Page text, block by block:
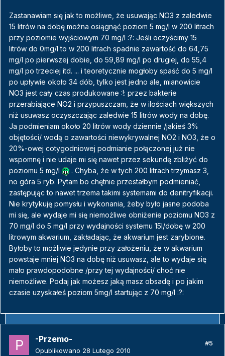
Zastanawiam się jak to możliwe, że usuwając NO3 z zaledwie
15 litrów na dobę można osiągnąć poziom 5 mg/l w 200 litrach
przy poziomie wyjściowym 70 mg/l :?: Jeśli oczyścimy 15
litrów do 0mg/l to w 200 litrach spadnie zawartość do 64,75
mg/l po pierwszej dobie, do 59,89 mg/l po drugiej, do 55,4
mg/l po trzeciej itd. ... i teoretycznie mogłoby spaść do 5 mg/l
po upływie około 34 dób, tylko jest jedno ale, mianowicie
NO3 jest cały czas produkowane :!: przez bakterie
przerabiające NO2 i przypuszczam, że w ilościach większych
niż usuwasz oczyszczając zaledwie 15 litrów wody na dobę.
Ja podmieniam około 20 litrów wody dziennie /jakieś 3%
objętości/ wodą o zawartości niewykrywalnej NO2 i NO3, że o
20%-owej cotygodniowej podmianie połączonej już nie
wspomnę i nie udaje mi się nawet przez sekundę zbliżyć do
poziomu 5 mg/l
. Chyba, że w tych 200 litrach trzymasz 3,
no góra 5 ryb. Pytam bo chętnie przestałbym podmieniać,
zastępując to nawet trzema takimi systemami do denitryfikacji.
Nie krytykuję pomysłu i wykonania, żeby było jasne podoba
mi się, ale wydaje mi się niemożliwe obniżenie poziomu NO3 z
70 mg/l do 5 mg/l przy wydajności systemu 15l/dobę w 200
litrowym akwarium, zakładając, że akwarium jest zarybione.
Byłoby to możliwie jedynie przy założeniu, że w akwarium
powstaje mniej NO3 na dobę niż usuwasz, ale to wydaje się
mało prawdopodobne /przy tej wydajności/ choć nie
niemożliwe. Podaj jak możesz jaką masz obsadę i po jakim
czasie uzyskałeś poziom 5mg/l startując z 70 mg/l :?:
-Przemo-
Opublikowano 28 Lutego 2010
#5